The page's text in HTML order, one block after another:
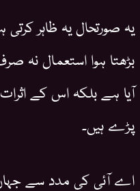
یہ صورتحال یہ ظاہر
بڑھتا ہوا استعمال نہ
آیا ہے بلکہ اس کے اثرات
پڑے ہیں۔
اے آئی کی مدد سے جہاں